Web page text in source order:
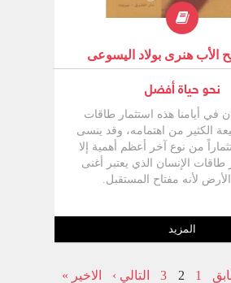
الأب هنرى بولاد اليسوعى
نحو حياة أفضل
في أيامنا هذه استثمار طاقات
الكثير من اهتمامه، وقد ينسى
من نوع آخر أعظم أهمية إلا
طاقات الإنسان الذي يعتبر أغنى
لأنه مفتاح المستقبل.
المزيد
1
2
3 التالي › الاخير »